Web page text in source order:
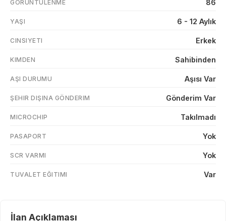
GÖRÜNTÜLENME 86
YAŞI 6 - 12 Aylık
CINSIYETI Erkek
KIMDEN Sahibinden
AŞI DURUMU Aşısı Var
ŞEHIR DIŞINA GÖNDERIM Gönderim Var
MICROCHIP Takılmadı
PASAPORT Yok
SCR VARMI Yok
TUVALET EĞITIMI Var
İlan Açıklaması